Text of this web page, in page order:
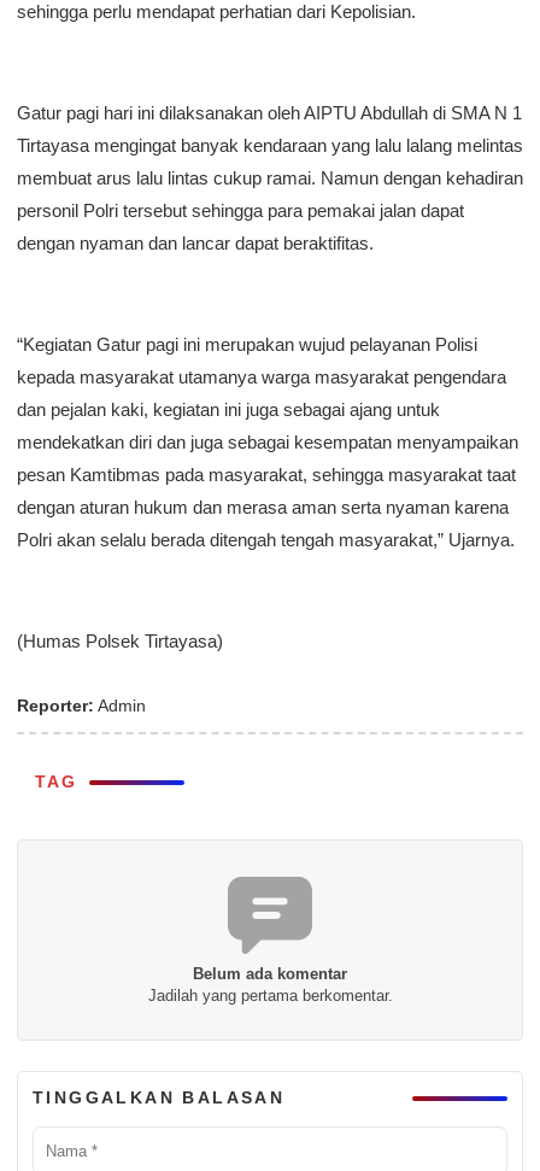
sehingga perlu mendapat perhatian dari Kepolisian.
Gatur pagi hari ini dilaksanakan oleh AIPTU Abdullah di SMA N 1
Tirtayasa mengingat banyak kendaraan yang lalu lalang melintas
membuat arus lalu lintas cukup ramai. Namun dengan kehadiran
personil Polri tersebut sehingga para pemakai jalan dapat
dengan nyaman dan lancar dapat beraktifitas.
“Kegiatan Gatur pagi ini merupakan wujud pelayanan Polisi
kepada masyarakat utamanya warga masyarakat pengendara
dan pejalan kaki, kegiatan ini juga sebagai ajang untuk
mendekatkan diri dan juga sebagai kesempatan menyampaikan
pesan Kamtibmas pada masyarakat, sehingga masyarakat taat
dengan aturan hukum dan merasa aman serta nyaman karena
Polri akan selalu berada ditengah tengah masyarakat,” Ujarnya.
(Humas Polsek Tirtayasa)
Reporter: Admin
TAG
Belum ada komentar
Jadilah yang pertama berkomentar.
TINGGALKAN BALASAN